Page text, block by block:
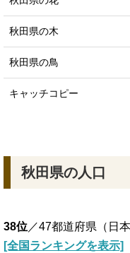
秋田県の木
秋田県の鳥
キャッチコピー
秋田県の人口
38位／47都道府県（日
[全国ランキングを表示]